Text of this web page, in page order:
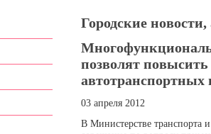
Городские
позволят повысить
автотранспортных
03 апреля 2012
В Министерстве транспорта